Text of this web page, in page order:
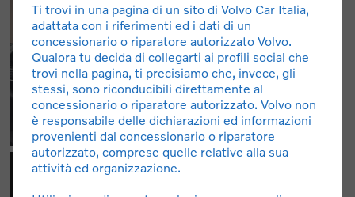
Ti trovi in una pagina di un sito di Volvo Car Italia,
adattata con i riferimenti ed i dati di un
concessionario o riparatore autorizzato Volvo.
Qualora tu decida di collegarti ai profili social che
trovi nella pagina, ti precisiamo che, invece, gli
stessi, sono riconducibili direttamente al
concessionario o riparatore autorizzato. Volvo non
è responsabile delle dichiarazioni ed informazioni
provenienti dal concessionario o riparatore
autorizzato, comprese quelle relative alla sua
attività ed organizzazione.